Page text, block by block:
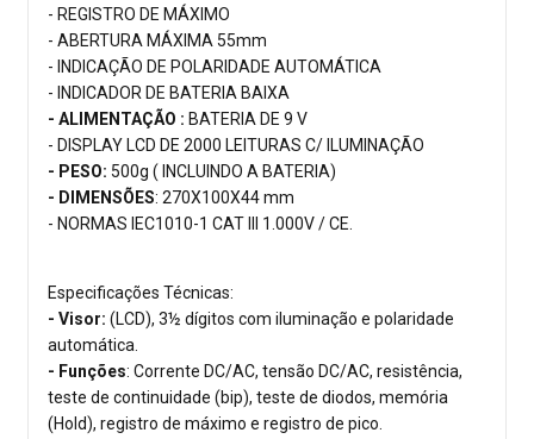
- REGISTRO DE MÁXIMO
- ABERTURA MÁXIMA 55mm
- INDICAÇÃO DE POLARIDADE AUTOMÁTICA
- INDICADOR DE BATERIA BAIXA
- ALIMENTAÇÃO : BATERIA DE 9 V
- DISPLAY LCD DE 2000 LEITURAS C/ ILUMINAÇÃO
- PESO: 500g ( INCLUINDO A BATERIA)
- DIMENSÕES: 270X100X44 mm
- NORMAS IEC1010-1 CAT III 1.000V / CE.
Especificações Técnicas:
- Visor: (LCD), 3½ dígitos com iluminação e polaridade
automática.
- Funções: Corrente DC/AC, tensão DC/AC, resistência,
teste de continuidade (bip), teste de diodos, memória
(Hold), registro de máximo e registro de pico.